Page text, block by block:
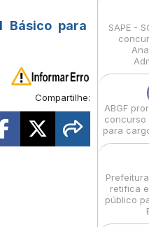
Básico para
Compartilhe:
SAPE -
ABGF
concurso
para
retifica
público